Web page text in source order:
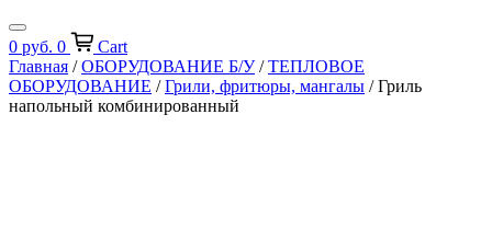
0 руб. 0
Cart
Главная /ОБОРУДОВАНИЕ Б/У/ТЕПЛОВОЕ
ОБОРУДОВАНИЕ /Грили, фритюры, мангалы / Гриль
напольный комбинированный